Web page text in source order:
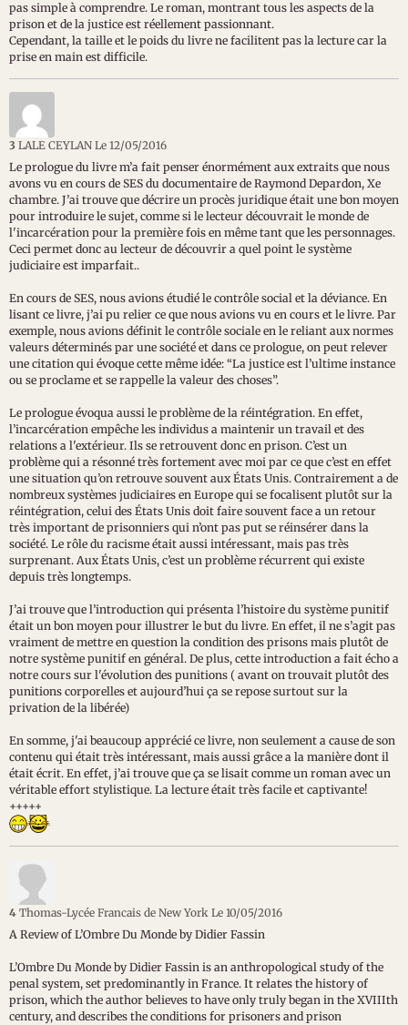
pas simple à comprendre. Le roman, montrant tous les aspects de la
prison et de la justice est réellement passionnant.
Cependant, la taille et le poids du livre ne facilitent pas la lecture car la
prise en main est difficile.
3 LALE CEYLAN Le 12/05/2016
Le prologue du livre m’a fait penser énormément aux extraits que nous
avons vu en cours de SES du documentaire de Raymond Depardon, Xe
chambre. J’ai trouve que décrire un procès juridique était une bon moyen
pour introduire le sujet, comme si le lecteur découvrait le monde de
l'incarcération pour la première fois en même tant que les personnages.
Ceci permet donc au lecteur de découvrir a quel point le système
judiciaire est imparfait..
En cours de SES, nous avions étudié le contrôle social et la déviance. En
lisant ce livre, j’ai pu relier ce que nous avions vu en cours et le livre. Par
exemple, nous avions définit le contrôle sociale en le reliant aux normes
valeurs déterminés par une société et dans ce prologue, on peut relever
une citation qui évoque cette même idée: “La justice est l’ultime instance
ou se proclame et se rappelle la valeur des choses”.
Le prologue évoqua aussi le problème de la réintégration. En effet,
l’incarcération empêche les individus a maintenir un travail et des
relations a l'extérieur. Ils se retrouvent donc en prison. C’est un
problème qui a résonné très fortement avec moi par ce que c’est en effet
une situation qu’on retrouve souvent aux États Unis. Contrairement a de
nombreux systèmes judiciaires en Europe qui se focalisent plutôt sur la
réintégration, celui des États Unis doit faire souvent face a un retour
très important de prisonniers qui n’ont pas put se réinsérer dans la
société. Le rôle du racisme était aussi intéressant, mais pas très
surprenant. Aux États Unis, c’est un problème récurrent qui existe
depuis très longtemps.
J’ai trouve que l’introduction qui présenta l’histoire du système punitif
était un bon moyen pour illustrer le but du livre. En effet, il ne s’agit pas
vraiment de mettre en question la condition des prisons mais plutôt de
notre système punitif en général. De plus, cette introduction a fait écho a
notre cours sur l'évolution des punitions ( avant on trouvait plutôt des
punitions corporelles et aujourd’hui ça se repose surtout sur la
privation de la libérée)
En somme, j'ai beaucoup apprécié ce livre, non seulement a cause de son
contenu qui était très intéressant, mais aussi grâce a la manière dont il
était écrit. En effet, j’ai trouve que ça se lisait comme un roman avec un
véritable effort stylistique. La lecture était très facile et captivante!
+++++
4 Thomas-Lycée Francais de New York Le 10/05/2016
A Review of L’Ombre Du Monde by Didier Fassin
L’Ombre Du Monde by Didier Fassin is an anthropological study of the
penal system, set predominantly in France. It relates the history of
prison, which the author believes to have only truly began in the XVIIIth
century, and describes the conditions for prisoners and prison